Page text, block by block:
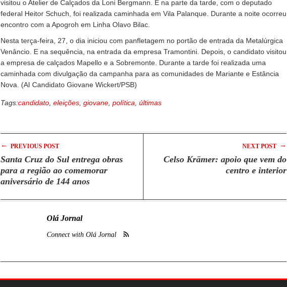
visitou o Atelier de Calçados da Loni Bergmann. E na parte da tarde, com o deputado
federal Heitor Schuch, foi realizada caminhada em Vila Palanque. Durante a noite ocorreu
encontro com a Apogroh em Linha Olavo Bilac.
Nesta terça-feira, 27, o dia iniciou com panfletagem no portão de entrada da Metalúrgica
Venâncio. E na sequência, na entrada da empresa Tramontini. Depois, o candidato visitou
a empresa de calçados Mapello e a Sobremonte. Durante a tarde foi realizada uma
caminhada com divulgação da campanha para as comunidades de Mariante e Estância
Nova. (AI Candidato Giovane Wickert/PSB)
Tags:candidato eleições giovane política últimas
← PREVIOUS POST
Santa Cruz do Sul entrega obras
para a região ao comemorar
aniversário de 144 anos
NEXT POST →
Celso Krämer: apoio que vem do
centro e interior
Olá Jornal
Connect with Olá Jornal